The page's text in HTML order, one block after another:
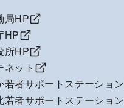
局HP
HP
所HP
ネット
若者サポートステーション
若者サポートステーション